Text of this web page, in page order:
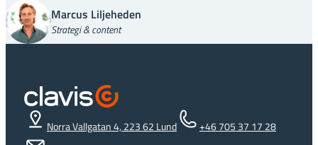
Marcus Liljeheden
Strategi & content
Norra Vallgatan 4, 223 62 Lund
+46 705 37 17 28